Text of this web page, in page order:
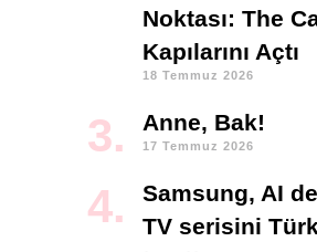
Noktası: The
Kapılarını Açtı
18 Temmuz 2026
Anne, Bak!
17 Temmuz 2026
Samsung, AI
TV serisini